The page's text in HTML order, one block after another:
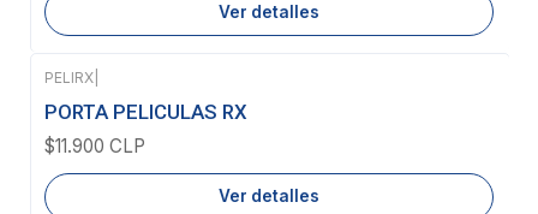
Ver detalles
Agotado
PELIRX
PORTA PELICULAS RX
$11.900 CLP
Ver detalles